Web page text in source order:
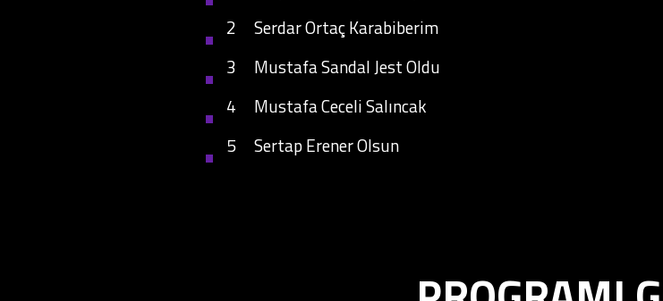
2 Serdar Ortaç Karabiberim
3 Mustafa Sandal Jest Oldu
4 Mustafa Ceceli Salıncak
5 Sertap Erener Olsun